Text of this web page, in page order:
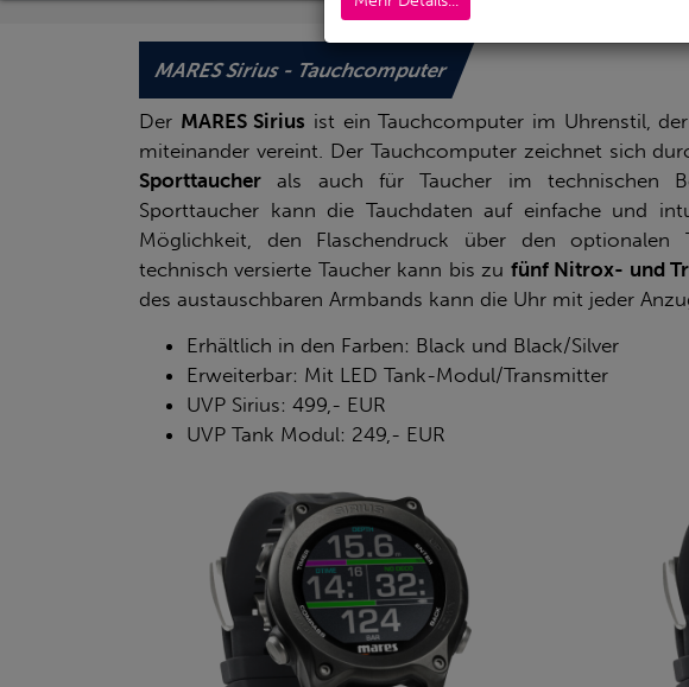
MARES Sirius - Tauchcomputer
Der MARES Sirius ist ein Tauchcomputer im Uhrenstil,
miteinander vereint. Der Tauchcomputer zeichnet sich
Sporttaucher als auch für Taucher im technischen
Sporttaucher kann die Tauchdaten auf einfache und
Möglichkeit, den Flaschendruck über den optionalen
technisch versierte Taucher kann bis zu fünf Nitrox- und
des austauschbaren Armbands kann die Uhr mit jeder
Erhältlich in den Farben: Black und Black/Silver
Erweiterbar: Mit LED Tank-Modul/Transmitter
UVP Sirius: 499,- EUR
UVP Tank Modul: 249,- EUR